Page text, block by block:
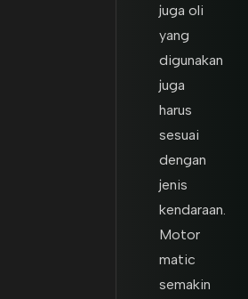
juga oli
yang
digunakan
juga
harus
sesuai
dengan
jenis
kendaraan.
Motor
matic
semakin